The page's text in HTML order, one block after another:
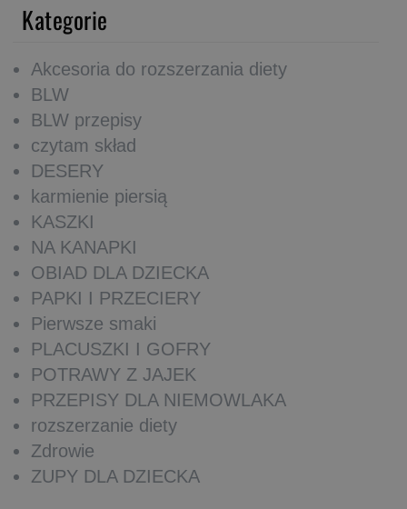
Kategorie
Akcesoria do rozszerzania diety
BLW
BLW przepisy
czytam skład
DESERY
karmienie piersią
KASZKI
NA KANAPKI
OBIAD DLA DZIECKA
PAPKI I PRZECIERY
Pierwsze smaki
PLACUSZKI I GOFRY
POTRAWY Z JAJEK
PRZEPISY DLA NIEMOWLAKA
rozszerzanie diety
Zdrowie
ZUPY DLA DZIECKA